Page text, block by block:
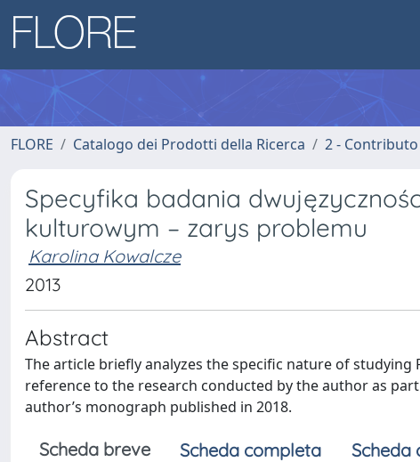
FLORE Catalogo dei Prodotti della Ricerca 2 -
Specyfika badania
kulturowym – zarys problemu
Karolina Kowalcze
2013
Abstract
The article briefly analyzes the specific nature of
reference to the research conducted by the author as
author’s monograph published in 2018.
Scheda breve Scheda completa Scheda